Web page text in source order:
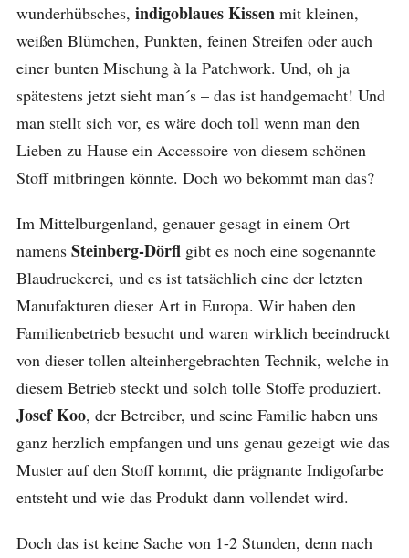
wunderhübsches, indigoblaues Kissenmit kleinen,
weißen Blümchen, Punkten, feinen Streifen oder auch
einer bunten Mischung à la Patchwork. Und, oh ja
spätestens jetzt sieht man´s – das ist handgemacht! Und
man stellt sich vor, es wäre doch toll wenn man den
Lieben zu Hause ein Accessoire von diesem schönen
Stoff mitbringen könnte. Doch wo bekommt man das?
Im Mittelburgenland, genauer gesagt in einem Ort
namens Steinberg-Dörfl gibt es noch eine sogenannte
Blaudruckerei, und es ist tatsächlich eine der letzten
Manufakturen dieser Art in Europa. Wir haben den
Familienbetrieb besucht und waren wirklich beeindruckt
von dieser tollen alteinhergebrachten Technik, welche in
diesem Betrieb steckt und solch tolle Stoffe produziert.
Josef Koo, der Betreiber, und seine Familie haben uns
ganz herzlich empfangen und uns genau gezeigt wie das
Muster auf den Stoff kommt, die prägnante Indigofarbe
entsteht und wie das Produkt dann vollendet wird.
Doch das ist keine Sache von 1-2 Stunden, denn nach